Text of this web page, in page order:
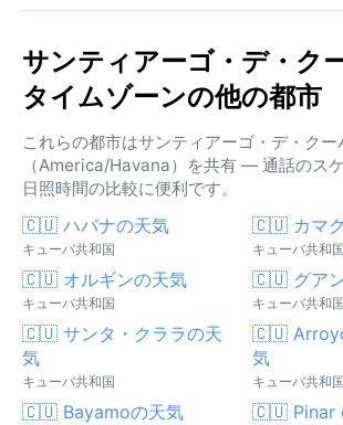
サンティアーゴ・デ・ク
タイムゾーンの他の都市
これらの都市はサンティアーゴ・デ・クー
（America/Havana）を共有 — 通話のス
日照時間の比較に便利です。
🇨🇺 ハバナの天気
キューバ共和国
🇨🇺 カマ
キューバ共和国
🇨🇺 オルギンの天気
キューバ共和国
🇨🇺 グアン
キューバ共和国
🇨🇺 サンタ・クララの天
気
キューバ共和国
🇨🇺
気
キューバ共和国
🇨🇺 Bayamoの天気 🇨🇺 Pinar